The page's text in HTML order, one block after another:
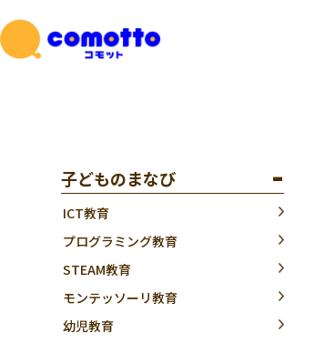
子どものまなび
ICT教育
プログラミング教育
STEAM教育
モンテッソーリ教育
幼児教育